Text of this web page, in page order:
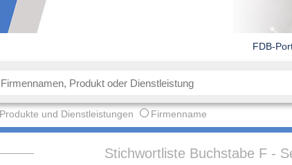
FDB-
Produkte und Dienstleistungen Firmenname
Stichwortliste Buchstabe F -